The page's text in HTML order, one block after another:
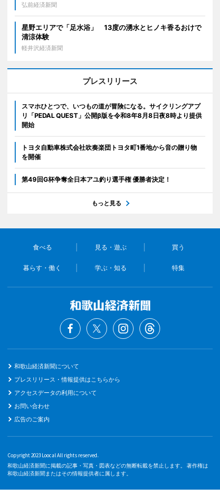
弘前経済新聞
星野エリアで「足水浴」 13度の湧水とヒノキ香るおけで
清涼体験
軽井沢経済新聞
プレスリリース
スマホひとつで、いつもの道が冒険になる。サイクリングアプ
リ「PEDAL QUEST」公開β版を令和8年8月8日夜8時より提供
開始
トヨタ自動車株式会社吹奏楽団トヨタ町1番地から音の贈り物
を開催
第49回G杯争奪全日本アユ釣り選手権 優勝者決定！
もっと見る
食べる 見る・遊ぶ 買う
暮らす・働く 学ぶ・知る 特集
和歌山経済新聞について
プレスリリース・情報提供はこちらから
アクセスデータの利用について
お問い合わせ
広告のご案内
Copyright 2023 Loocal All rights reserved.
和歌山経済新聞に掲載の記事・写真・図表などの無断転載を禁止します。 著作権は
和歌山経済新聞またはその情報提供者に属します。